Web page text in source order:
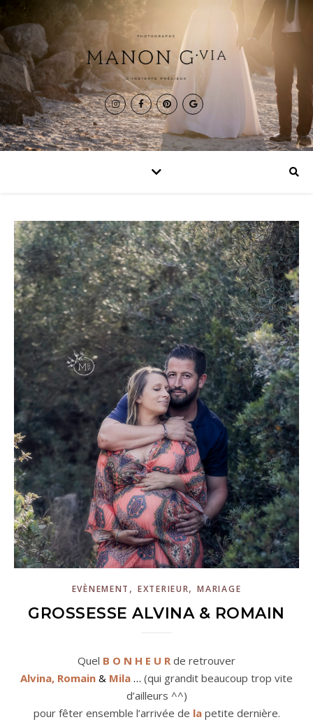
EVÈNEMENT ,EXTERIEUR,MARIAGE
GROSSESSE ALVINA & ROMAIN
Quel B O N H E U R de retrouver
Alvina, Romain & Mila … (qui grandit beaucoup trop vite
d’ailleurs ^^)
pour fêter ensemble l’arrivée de lapetite dernière.